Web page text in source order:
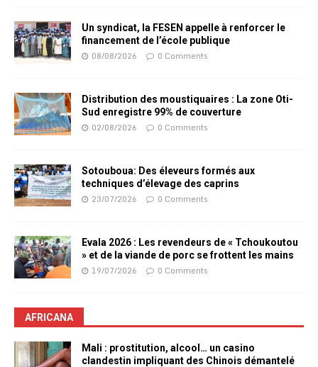
Un syndicat, la FESEN appelle à renforcer le
financement de l’école publique
08/08/2026 0 Comments
Distribution des moustiquaires : La zone Oti-
Sud enregistre 99% de couverture
02/08/2026 0 Comments
Sotouboua: Des éleveurs formés aux
techniques d’élevage des caprins
23/07/2026 0 Comments
Evala 2026 : Les revendeurs de « Tchoukoutou
» et de la viande de porc se frottent les mains
19/07/2026 0 Comments
AFRICANA
Mali : prostitution, alcool… un casino
clandestin impliquant des Chinois démantelé